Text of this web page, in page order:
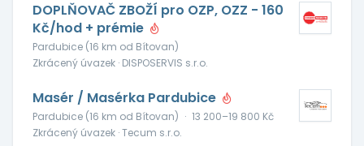
DOPLŇOVAČ ZBOŽÍ pro OZP, OZZ - 160
Kč/hod + prémie
Pardubice (16 km od Bítovan)
Zkrácený úvazek · DISPOSERVIS s.r.o.
Masér / Masérka Pardubice
Pardubice (16 km od Bítovan) · 13 200–19 800 Kč
Zkrácený úvazek · Tecum s.r.o.